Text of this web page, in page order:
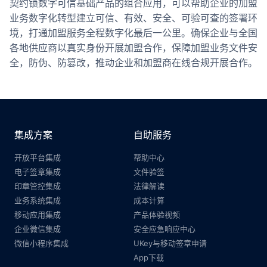
契约锁数字可信基础产品的组合应用，可以帮助企业的加盟
业务数字化转型建立可信、有效、安全、可验可查的签署环
境，打通加盟服务全程数字化最后一公里。确保企业与全国
各地供应商以真实身份开展加盟合作，保障加盟业务文件安
全，防伪、防篡改，推动企业和加盟商在线合规开展合作。
集成方案
开放平台集成
电子签章集成
印章管控集成
业务系统集成
移动应用集成
企业微信集成
微信小程序集成
自助服务
帮助中心
文件验签
法律解读
成本计算
产品体验视频
安全应急响应中心
UKey与移动签章申请
App下载